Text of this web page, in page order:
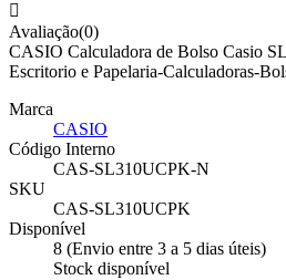

Avaliação(0)
CASIO Calculadora de Bolso Casio
Escritorio e Papelaria-Calculadoras-
Marca
CASIO
Código Interno
CAS-SL310UCPK-N
SKU
CAS-SL310UCPK
Disponível
8 (Envio entre 3 a 5 dias úteis)
Stock disponível